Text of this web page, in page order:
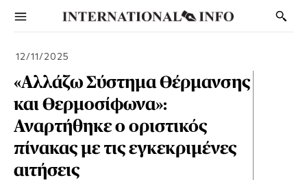
12/11/2025
«Αλλάζω Σύστημα Θέρμανσης
και Θερμοσίφωνα»:
Αναρτήθηκε ο οριστικός
πίνακας με τις εγκεκριμένες
αιτήσεις